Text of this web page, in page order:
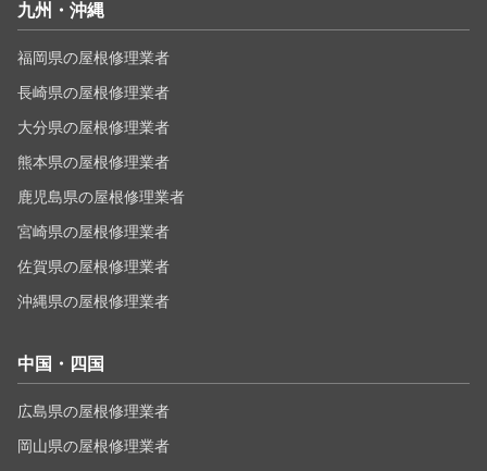
九州・沖縄
福岡県の屋根修理業者
長崎県の屋根修理業者
大分県の屋根修理業者
熊本県の屋根修理業者
鹿児島県の屋根修理業者
宮崎県の屋根修理業者
佐賀県の屋根修理業者
沖縄県の屋根修理業者
中国・四国
広島県の屋根修理業者
岡山県の屋根修理業者